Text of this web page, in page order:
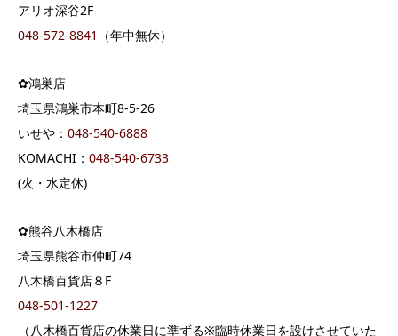
アリオ深谷2F
048-572-8841
（年中無休）
✿鴻巣店
埼玉県鴻巣市本町8-5-26
いせや： 048-540-6888
KOMACHI： 048-540-6733
(火・水定休)
✿熊谷八木橋店
埼玉県熊谷市仲町74
八木橋百貨店８F
048-501-1227
（八木橋百貨店の休業日に準ずる※臨時休業日を設けさせていた